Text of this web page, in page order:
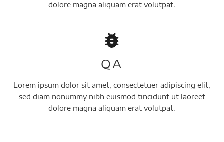
dolore magna aliquam erat volutpat.
QA
Lorem ipsum dolor sit amet, consectetuer adipiscing elit,
sed diam nonummy nibh euismod tincidunt ut laoreet
dolore magna aliquam erat volutpat.